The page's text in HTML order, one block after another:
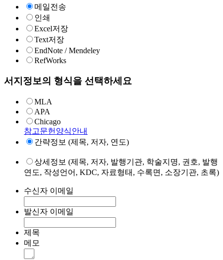
메일전송
인쇄
Excel저장
Text저장
EndNote / Mendeley
RefWorks
서지정보의 형식을 선택하세요
MLA
APA
Chicago
참고문헌양식안내
간략정보 (제목, 저자, 연도)
상세정보 (제목, 저자, 발행기관, 학술지명, 권호, 발행
연도, 작성언어, KDC, 자료형태, 수록면, 소장기관, 초록)
수신자 이메일
발신자 이메일
제목
메모